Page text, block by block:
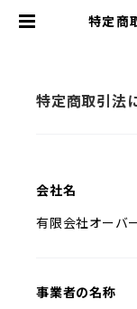
特定商
特定商取引法
会社名
有限会社オーバ
事業者の名称